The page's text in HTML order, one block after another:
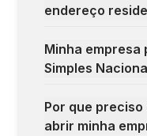
endereço
Minha empresa
Simples
Por que
abrir minha